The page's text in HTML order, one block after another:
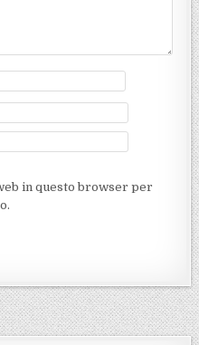
in questo browser per